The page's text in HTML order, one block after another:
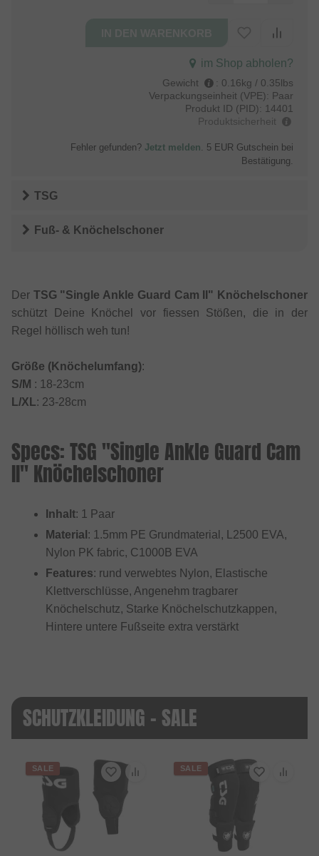
im Shop abholen?
Gewicht : 0.16kg / 0.35lbs
Verpackungseinheit (VPE): Paar
Produkt ID (PID): 14401
Produktsicherheit
Fehler gefunden? Jetzt melden . 5 EUR Gutschein bei
Bestätigung.
TSG
Fuß- & Knöchelschoner
Der TSG "Single Ankle Guard Cam II" Knöchelschoner
schützt Deine Knöchel vor fiessen Stößen, die in der
Regel höllisch weh tun!
Größe (Knöchelumfang):
S/M : 18-23cm
L/XL: 23-28cm
Specs: TSG "Single Ankle Guard Cam
II" Knöchelschoner
Inhalt: 1 Paar
Material : 1.5mm PE Grundmaterial, L2500 EVA,
Nylon PK fabric, C1000B EVA
Features: rund verwebtes Nylon, Elastische
Klettverschlüsse, Angenehm tragbarer
Knöchelschutz, Starke Knöchelschutzkappen,
Hintere untere Fußseite extra verstärkt
SCHUTZKLEIDUNG - SALE
SALE SALE